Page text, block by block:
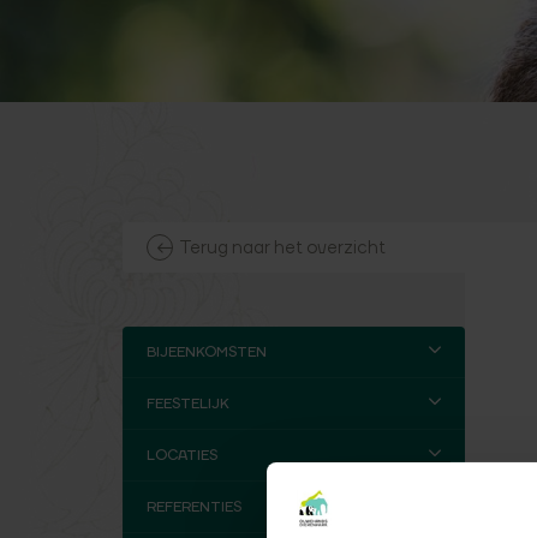
Terug naar het overzicht
BIJEENKOMSTEN
FEESTELIJK
LOCATIES
REFERENTIES